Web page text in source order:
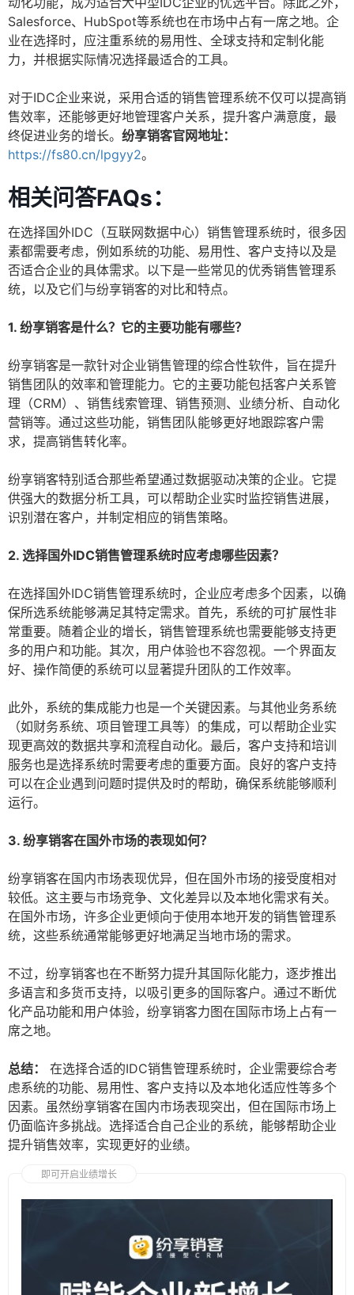
Salesforce、HubSpot等系统也在市场中占有一席之地。企
业在选择时，应注重系统的易用性、全球支持和定制化能
力，并根据实际情况选择最适合的工具。
对于IDC企业来说，采用合适的销售管理系统不仅可以提高销
售效率，还能够更好地管理客户关系，提升客户满意度，最
终促进业务的增长。 纷享销客官网地址：
https://fs80.cn/lpgyy2。
相关问答FAQs：
在选择国外IDC（互联网数据中心）销售管理系统时，很多因
素都需要考虑，例如系统的功能、易用性、客户支持以及是
否适合企业的具体需求。以下是一些常见的优秀销售管理系
统，以及它们与纷享销客的对比和特点。
1. 纷享销客是什么？它的主要功能有哪些？
纷享销客是一款针对企业销售管理的综合性软件，旨在提升
销售团队的效率和管理能力。它的主要功能包括客户关系管
理（CRM）、销售线索管理、销售预测、业绩分析、自动化
营销等。通过这些功能，销售团队能够更好地跟踪客户需
求，提高销售转化率。
纷享销客特别适合那些希望通过数据驱动决策的企业。它提
供强大的数据分析工具，可以帮助企业实时监控销售进展，
识别潜在客户，并制定相应的销售策略。
2. 选择国外IDC销售管理系统时应考虑哪些因素？
在选择国外IDC销售管理系统时，企业应考虑多个因素，以确
保所选系统能够满足其特定需求。首先，系统的可扩展性非
常重要。随着企业的增长，销售管理系统也需要能够支持更
多的用户和功能。其次，用户体验也不容忽视。一个界面友
好、操作简便的系统可以显著提升团队的工作效率。
此外，系统的集成能力也是一个关键因素。与其他业务系统
（如财务系统、项目管理工具等）的集成，可以帮助企业实
现更高效的数据共享和流程自动化。最后，客户支持和培训
服务也是选择系统时需要考虑的重要方面。良好的客户支持
可以在企业遇到问题时提供及时的帮助，确保系统能够顺利
运行。
3. 纷享销客在国外市场的表现如何？
纷享销客在国内市场表现优异，但在国外市场的接受度相对
较低。这主要与市场竞争、文化差异以及本地化需求有关。
在国外市场，许多企业更倾向于使用本地开发的销售管理系
统，这些系统通常能够更好地满足当地市场的需求。
不过，纷享销客也在不断努力提升其国际化能力，逐步推出
多语言和多货币支持，以吸引更多的国际客户。通过不断优
化产品功能和用户体验，纷享销客力图在国际市场上占有一
席之地。
总结：
在选择合适的IDC销售管理系统时，企业需要综合考
虑系统的功能、易用性、客户支持以及本地化适应性等多个
因素。虽然纷享销客在国内市场表现突出，但在国际市场上
仍面临许多挑战。选择适合自己企业的系统，能够帮助企业
提升销售效率，实现更好的业绩。
即可开启业绩增长